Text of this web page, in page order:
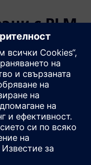
с PLM
Components и